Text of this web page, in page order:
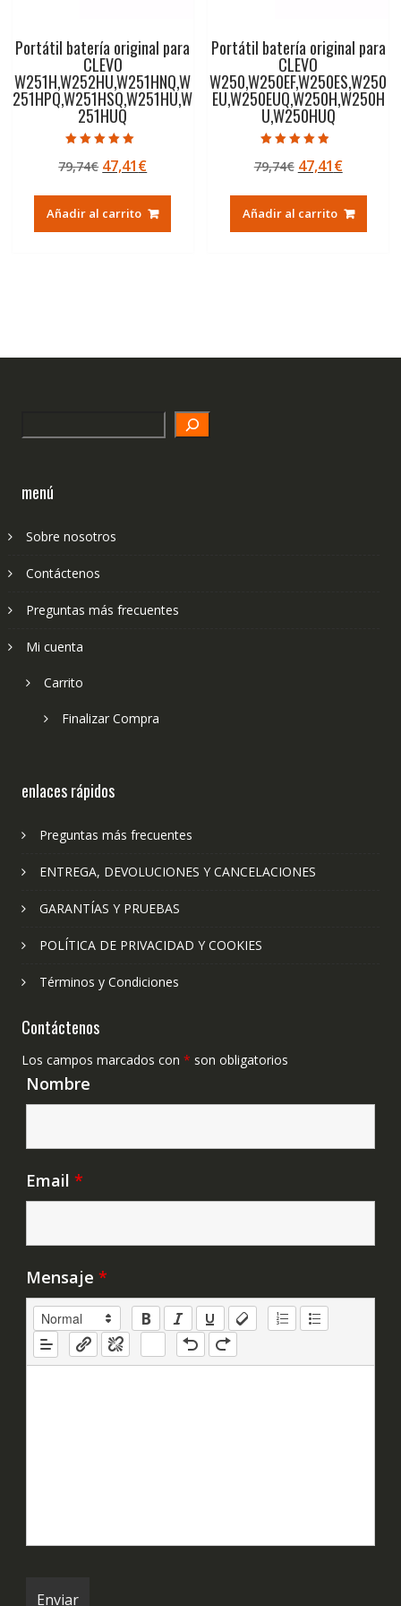
Portátil batería original para
CLEVO
W251H,W252HU,W251HNQ,W
251HPQ,W251HSQ,W251HU,W
251HUQ
5.00
de 5
79,74€ El
original
era:
47,41€El
actual
es:
Añadir al carrito
Portátil batería original para
CLEVO
W250,W250EF,W250ES,W250
EU,W250EUQ,W250H,W250H
U,W250HUQ
4.50
de 5
79,74€ El
original
era:
47,41€El
actual
es:
Añadir al carrito
menú
Sobre nosotros
Contáctenos
Preguntas más frecuentes
Mi cuenta
Carrito
Finalizar Compra
enlaces rápidos
Preguntas más frecuentes
ENTREGA, DEVOLUCIONES Y CANCELACIONES
GARANTÍAS Y PRUEBAS
POLÍTICA DE PRIVACIDAD Y COOKIES
Términos y Condiciones
Contáctenos
Los campos marcados con * son obligatorios
Nombre
Email *
Mensaje *